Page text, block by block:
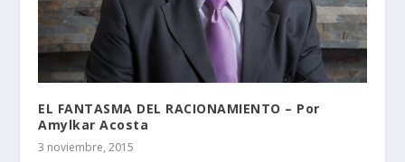
EL FANTASMA DEL RACIONAMIENTO – Por
Amylkar Acosta
3 noviembre, 2015